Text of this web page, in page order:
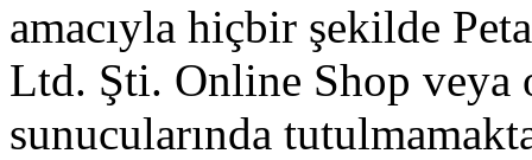
amacıyla hiçbir şekilde
Ltd. Şti. Online Shop veya
sunucularında